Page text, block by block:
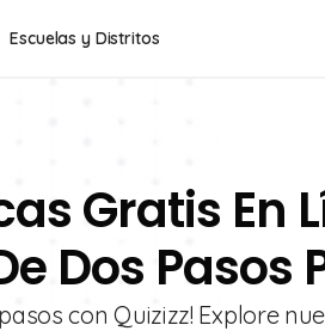
Escuelas y Distritos
Gratis En
Dos Pasos
con Quizizz! Explore